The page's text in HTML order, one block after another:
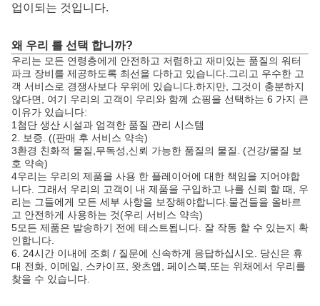
업이되는 것입니다.
왜 우리 를 선택 합니까?
우리는 모든 연령층에게 안전하고 저렴하고 재미있는 품질의 워터
파크 장비를 제공하도록 최선을 다하고 있습니다.그리고 우수한 고
객 서비스로 경쟁사보다 우위에 있습니다.하지만, 그것이 충분하지
않다면, 여기 우리의 고객이 우리와 함께 쇼핑을 선택하는 6 가지 큰
이유가 있습니다:
1첨단 생산 시설과 엄격한 품질 관리 시스템
2. 보증. ((판매 후 서비스 약속)
3환경 친화적 물질,무독성,신뢰 가능한 품질의 물질. (건강/물질 보
호 약속)
4우리는 우리의 제품을 사용 한 플레이어에 대한 책임을 지어야합
니다. 그래서 우리의 고객이 내 제품을 구입하고 나를 신뢰 할 때, 우
리는 그들에게 모든 세부 사항을 보장해야합니다.물건들을 올바르
고 안전하게 사용하는 것(우리 서비스 약속)
5모든 제품은 발송하기 전에 테스트됩니다. 잘 작동 할 수 있는지 확
인합니다.
6. 24시간 이내에 조회 / 질문에 신속하게 응답하십시오. 당신은 휴
대 전화, 이메일, 스카이프, 왓츠앱, 페이스북,또는 위채에서 우리를
찾을 수 있습니다.